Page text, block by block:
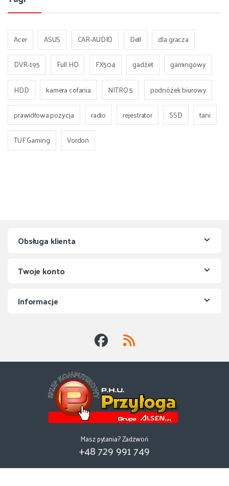
Acer ASUS CAR-AUDIO Dell
dla gracza
DVR-195
Full HD FX504 gadżet
gamingowy
HDD
kamera cofania NITRO 5
podnóżek biurowy
prawidłowa pozycja
radio rejestrator SSD
tani
TUF Gaming
Vordon
Obsługa klienta
Twoje konto
Informacje
Masz pytania? Zadzwoń
+48 729 991 749